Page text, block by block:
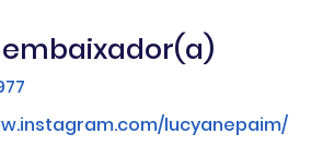
lucyanepaim/